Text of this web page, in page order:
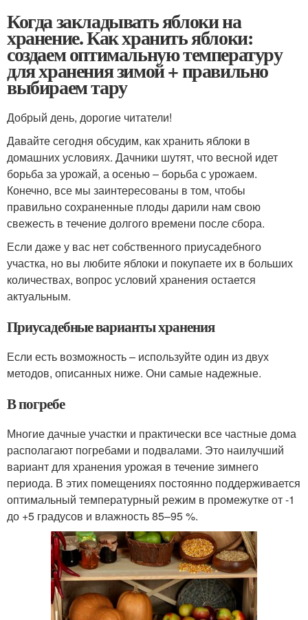
Когда закладывать яблоки на
хранение. Как хранить яблоки:
создаем оптимальную температуру
для хранения зимой + правильно
выбираем тару
Добрый день, дорогие читатели!
Давайте сегодня обсудим, как хранить яблоки в
домашних условиях. Дачники шутят, что весной идет
борьба за урожай, а осенью – борьба с урожаем.
Конечно, все мы заинтересованы в том, чтобы
правильно сохраненные плоды дарили нам свою
свежесть в течение долгого времени после сбора.
Если даже у вас нет собственного приусадебного
участка, но вы любите яблоки и покупаете их в больших
количествах, вопрос условий хранения остается
актуальным.
Приусадебные варианты хранения
Если есть возможность – используйте один из двух
методов, описанных ниже. Они самые надежные.
В погребе
Многие дачные участки и практически все частные дома
располагают погребами и подвалами. Это наилучший
вариант для хранения урожая в течение зимнего
периода. В этих помещениях постоянно поддерживается
оптимальный температурный режим в промежутке от -1
до +5 градусов и влажность 85–95 %.